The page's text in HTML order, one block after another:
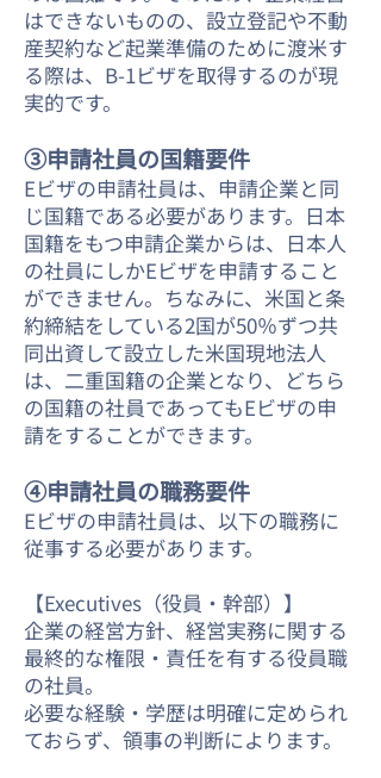
はできないものの、設立登記や不動
産契約など起業準備のために渡米す
る際は、B-1ビザを取得するのが現
実的です。
③申請社員の国籍要件
Eビザの申請社員は、申請企業と同
じ国籍である必要があります。日本
国籍をもつ申請企業からは、日本人
の社員にしかEビザを申請すること
ができません。ちなみに、米国と条
約締結をしている2国が50％ずつ共
同出資して設立した米国現地法人
は、二重国籍の企業となり、どちら
の国籍の社員であってもEビザの申
請をすることができます。
④申請社員の職務要件
Eビザの申請社員は、以下の職務に
従事する必要があります。
【Executives（役員・幹部）】
企業の経営方針、経営実務に関する
最終的な権限・責任を有する役員職
の社員。
必要な経験・学歴は明確に定められ
ておらず、領事の判断によります。